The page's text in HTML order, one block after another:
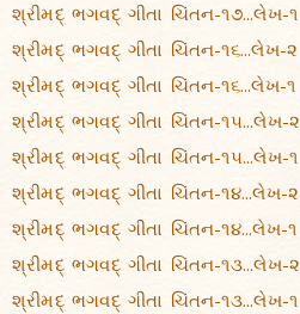
શ્રીમદ્ ભગવદ્ ગીતા ચિંતન-૧૭...લેખ-૧
શ્રીમદ્ ભગવદ્ ગીતા ચિંતન-૧૬...લેખ-૨
શ્રીમદ્ ભગવદ્ ગીતા ચિંતન-૧૬...લેખ-૧
શ્રીમદ્ ભગવદ્ ગીતા ચિંતન-૧૫...લેખ-૨
શ્રીમદ્ ભગવદ્ ગીતા ચિંતન-૧૫...લેખ-૧
શ્રીમદ્ ભગવદ્ ગીતા ચિંતન-૧૪...લેખ-૨
શ્રીમદ્ ભગવદ્ ગીતા ચિંતન-૧૪...લેખ-૧
શ્રીમદ્ ભગવદ્ ગીતા ચિંતન-૧૩...લેખ-૨
શ્રીમદ્ ભગવદ્ ગીતા ચિંતન-૧૩...લેખ-૧